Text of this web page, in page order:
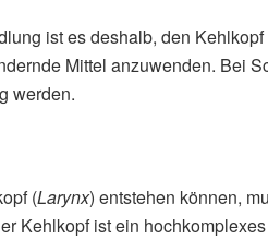
ist es deshalb, den
Mittel anzuwenden. Bei
werden.
(Larynx) entstehen können,
Kehlkopf ist ein